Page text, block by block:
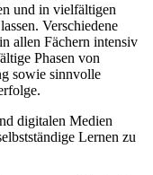
und in vielfältigen
Verschiedene
allen Fächern intensiv
Phasen von
sowie sinnvolle
digitalen Medien
Lernen zu